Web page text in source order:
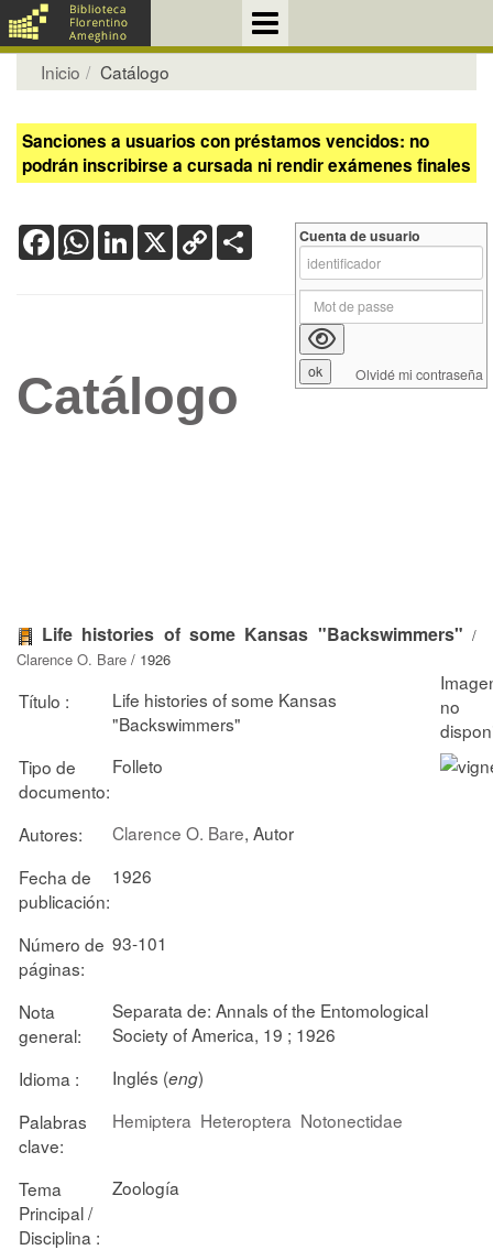
Inicio Catálogo
Sanciones a usuarios con préstamos vencidos: no
podrán inscribirse a cursada ni rendir exámenes finales
FacebookWhatsApp
LinkedIn
X Copy
Link
Catálogo
Life histories of some Kansas "Backswimmers" /
Clarence O. Bare / 1926
Título :
Life histories of some Kansas
"Backswimmers"
Tipo de
documento:
Folleto
Autores: Clarence O. Bare, Autor
Fecha de
publicación:
1926
Número de
páginas:
93-101
Nota
general:
Separata de: Annals of the Entomological
Society of America, 19 ; 1926
Idioma :
Inglés (eng)
Palabras
clave:
Hemiptera Heteroptera Notonectidae
Tema
Principal /
Disciplina :
Zoología
Cuenta de usuario
Olvidé mi contraseña